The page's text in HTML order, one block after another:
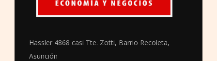
Hassler 4868 casi Tte. Zotti, Barrio Recoleta,
Asunción